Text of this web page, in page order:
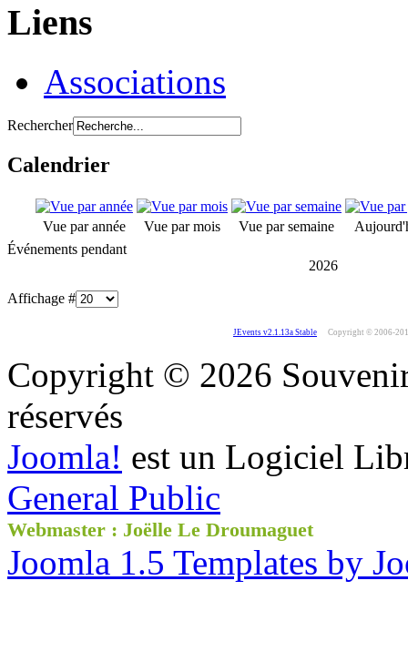
Liens
Associations
Rechercher
Calendrier
Vue par année Vue par mois Vue par semaine
Événements pendant
2026
Affichage #
JEvents v2.1.13a Stable Copyright © 2006-
Copyright © 2026
réservés
Joomla! est un Logiciel
General Public
Webmaster : Joëlle Le Droumaguet
Joomla 1.5 Templates by